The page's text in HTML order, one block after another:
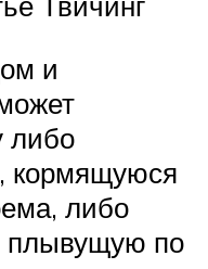
и
либо
кормящуюся
либо
плывущую по